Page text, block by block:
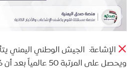
الإشاعة: الجيش الوطني اليمني